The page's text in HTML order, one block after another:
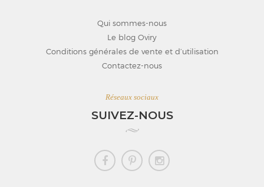
Qui sommes-nous
Le blog Oviry
Conditions générales de vente et d’utilisation
Contactez-nous
Réseaux sociaux
SUIVEZ-NOUS